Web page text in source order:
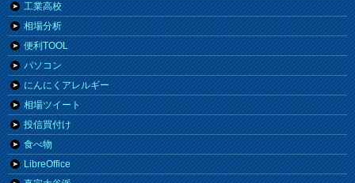
工業高校
相場分析
便利TOOL
パソコン
にんにくアレルギー
相場ツイート
投信買付け
食べ物
LibreOffice